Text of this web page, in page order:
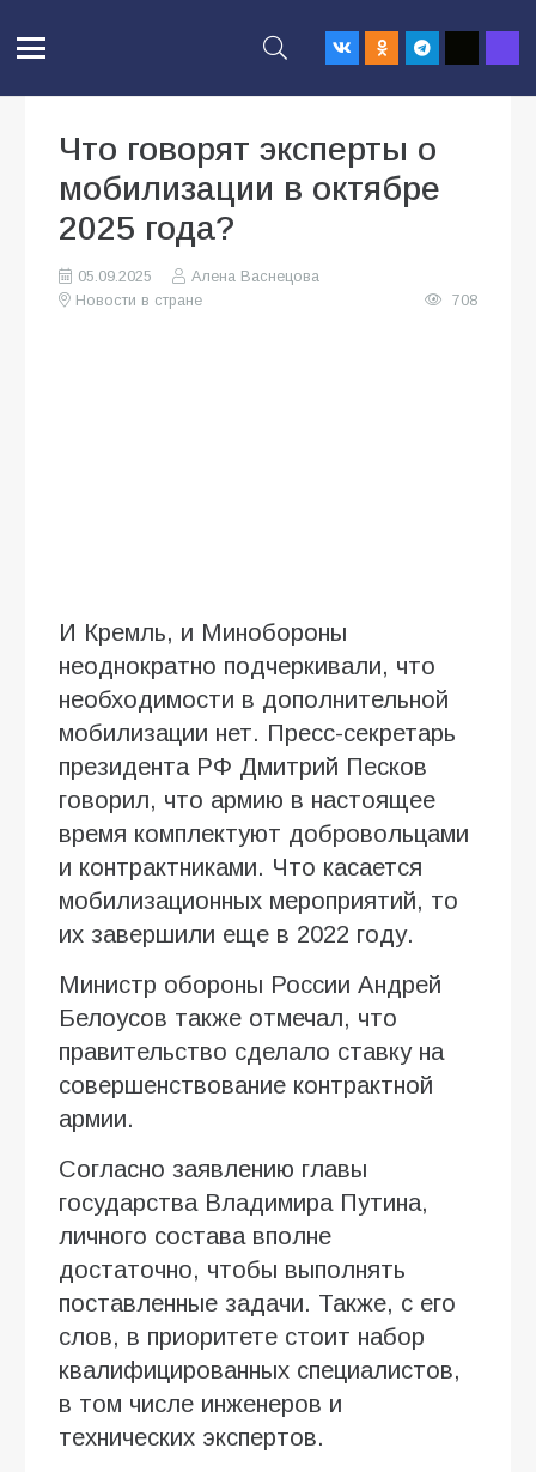
Что говорят эксперты о
мобилизации в октябре
2025 года?
05.09.2025
Алена Васнецова
Новости в стране
708
И Кремль, и Минобороны
неоднократно подчеркивали, что
необходимости в дополнительной
мобилизации нет. Пресс-секретарь
президента РФ Дмитрий Песков
говорил, что армию в настоящее
время комплектуют добровольцами
и контрактниками. Что касается
мобилизационных мероприятий, то
их завершили еще в 2022 году.
Министр обороны России Андрей
Белоусов также отмечал, что
правительство сделало ставку на
совершенствование контрактной
армии.
Согласно заявлению главы
государства Владимира Путина,
личного состава вполне
достаточно, чтобы выполнять
поставленные задачи. Также, с его
слов, в приоритете стоит набор
квалифицированных специалистов,
в том числе инженеров и
технических экспертов.